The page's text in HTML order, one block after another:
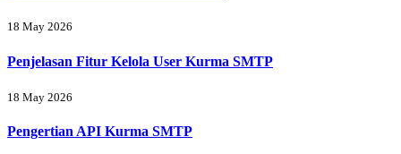
18 May 2026
Penjelasan Fitur Kelola User Kurma SMTP
18 May 2026
Pengertian API Kurma SMTP